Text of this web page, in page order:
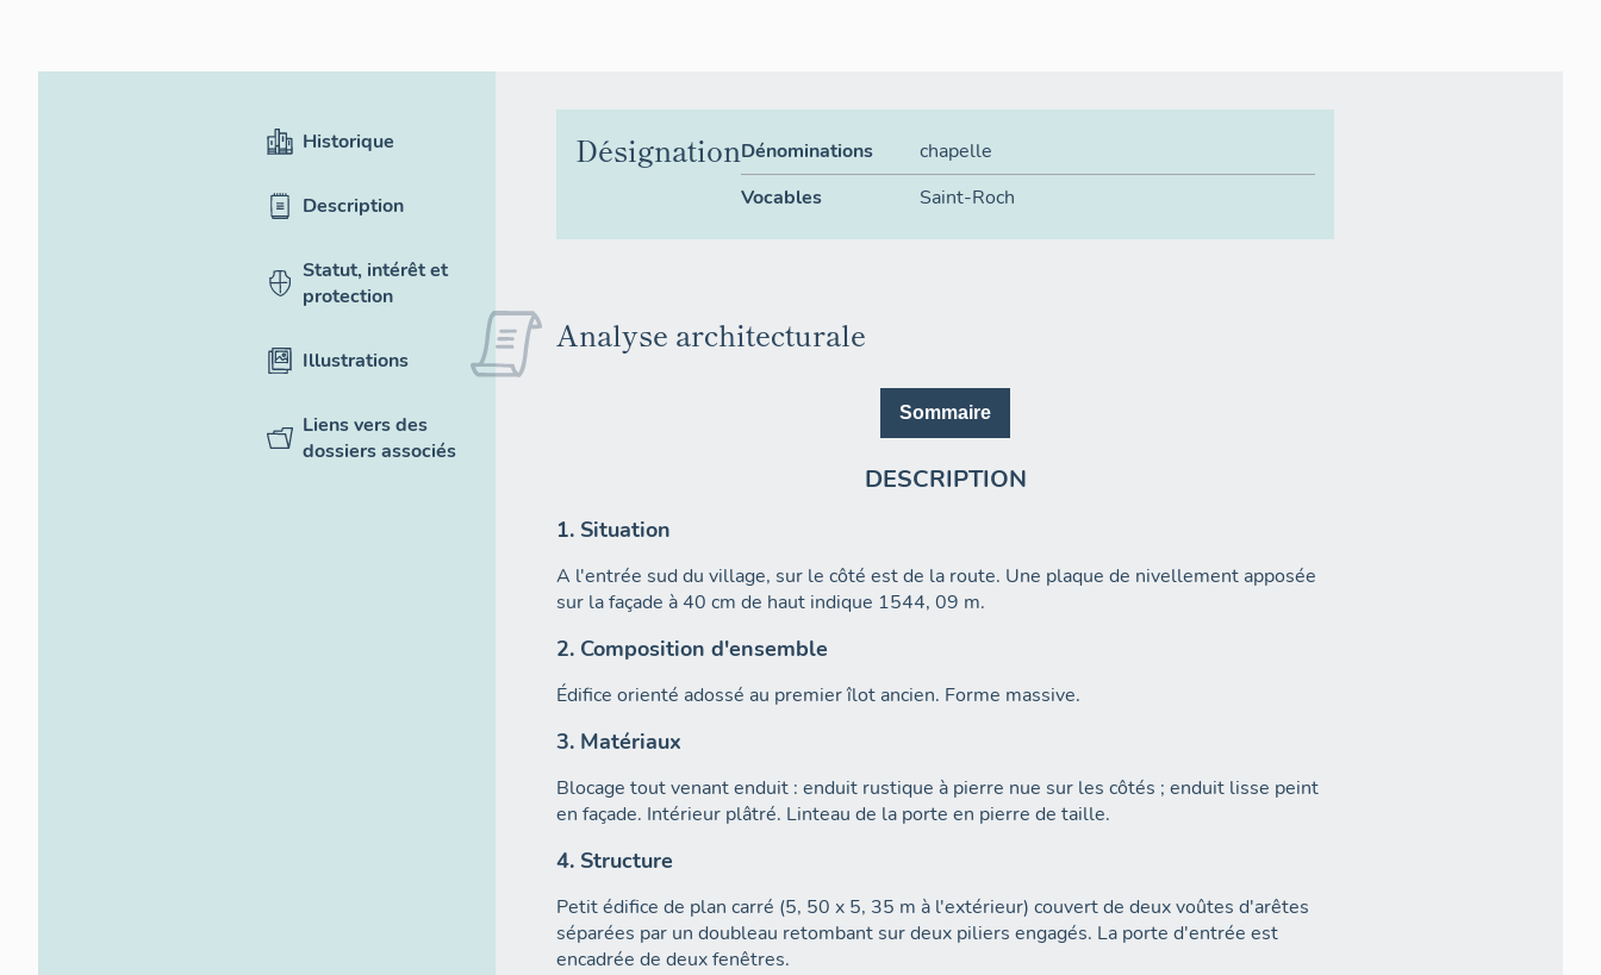
Historique
Description
Statut, intérêt et
protection
Illustrations
Liens vers des
dossiers associés
DésignationDénominations
chapelle
Vocables
Saint-Roch
Analyse architecturale
Sommaire
DESCRIPTION
1. Situation
A l'entrée sud du village, sur le côté est de la route. Une plaque de nivellement apposée
sur la façade à 40 cm de haut indique 1544, 09 m.
2. Composition d'ensemble
Édifice orienté adossé au premier îlot ancien. Forme massive.
3. Matériaux
Blocage tout venant enduit : enduit rustique à pierre nue sur les côtés ; enduit lisse peint
en façade. Intérieur plâtré. Linteau de la porte en pierre de taille.
4. Structure
Petit édifice de plan carré (5, 50 x 5, 35 m à l'extérieur) couvert de deux voûtes d'arêtes
séparées par un doubleau retombant sur deux piliers engagés. La porte d'entrée est
encadrée de deux fenêtres.